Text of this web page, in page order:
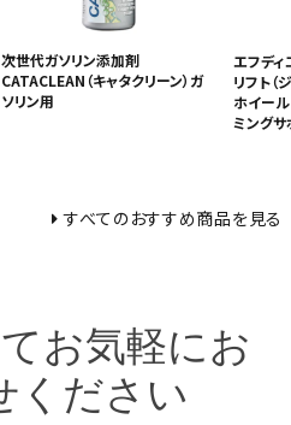
次世代ガソリン添加剤
CATACLEAN（キャタクリーン）ガ
ソリン用
エフデ
リフト（
ホイー
ミングサ
すべてのおすすめ商品を見る